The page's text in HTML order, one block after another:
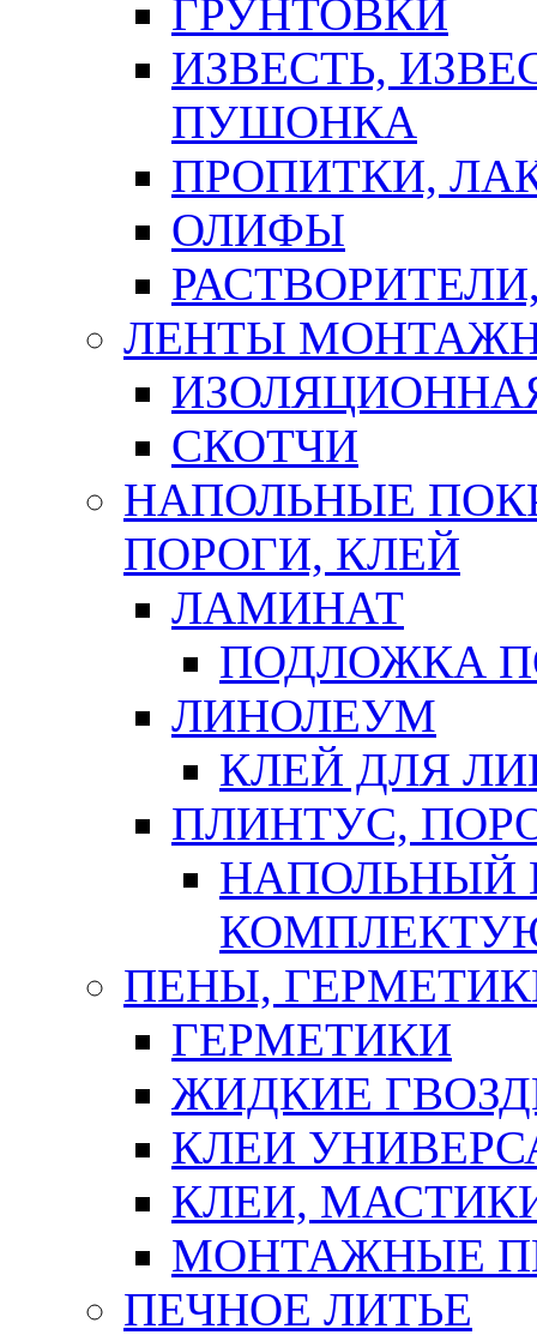
ГРУНТОВКИ
ИЗВЕСТЬ,
ПУШОНКА
ПРОПИТКИ,
ОЛИФЫ
ЛЕНТЫ
СКОТЧИ
НАПОЛЬНЫЕ
ПОРОГИ, КЛЕЙ
ЛАМИНАТ
ПОДЛОЖКА
ЛИНОЛЕУМ
КЛЕЙ ДЛЯ
ПЛИНТУС,
НАПОЛЬНЫЙ
ПЕНЫ,
ГЕРМЕТИКИ
ЖИДКИЕ
КЛЕИ
КЛЕИ,
МОНТАЖНЫЕ
ПЕЧНОЕ ЛИТЬЕ